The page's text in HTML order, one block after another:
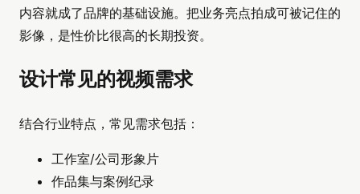
内容就成了品牌的基础设施。把业务亮点拍成可被记住的
影像，是性价比很高的长期投资。
设计常见的视频需求
结合行业特点，常见需求包括：
工作室/公司形象片
作品集与案例纪录